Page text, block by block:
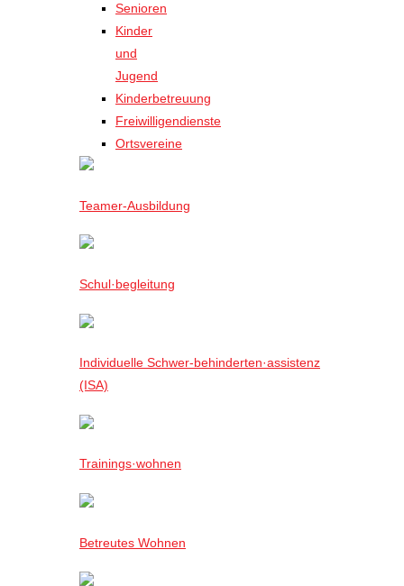
Senioren
Kinder
und
Jugend
Kinderbetreuung
Freiwilligendienste
Ortsvereine
Teamer-Ausbildung
Schul·begleitung
Individuelle Schwer-behinderten·assistenz
(ISA)
Trainings·wohnen
Betreutes Wohnen